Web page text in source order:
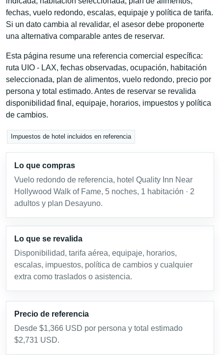
fechas, vuelo redondo, escalas, equipaje y política de tarifa.
Si un dato cambia al revalidar, el asesor debe proponerte
una alternativa comparable antes de reservar.
Esta página resume una referencia comercial específica:
ruta UIO - LAX, fechas observadas, ocupación, habitación
seleccionada, plan de alimentos, vuelo redondo, precio por
persona y total estimado. Antes de reservar se revalida
disponibilidad final, equipaje, horarios, impuestos y política
de cambios.
Impuestos de hotel incluidos en referencia
Lo que compras
Vuelo redondo de referencia, hotel Quality Inn Near
Hollywood Walk of Fame, 5 noches, 1 habitación · 2
adultos y plan Desayuno.
Lo que se revalida
Disponibilidad, tarifa aérea, equipaje, horarios,
escalas, impuestos, política de cambios y cualquier
extra como traslados o asistencia.
Precio de referencia
Desde $1,366 USD por persona y total estimado
$2,731 USD.